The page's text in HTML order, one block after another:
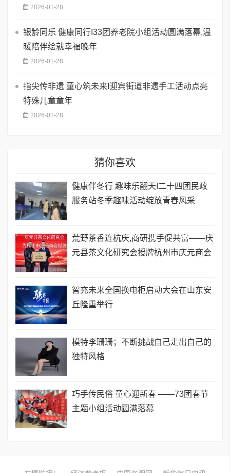
2026-01-28
银龄同乐 健康同行I33团养老院小组活动圆满落幕,温
暖陪伴绘就幸福晚年
2026-01-28
指尖传非遗 童心筑未来I迎宾街道非遗手工活动点亮
特殊儿童童年
2026-01-28
猜你喜欢
健康伴冬行 趣味乐翻天I二十四团民政
服务站冬季趣味活动绽放青春风采
荒野茶香连杭庆,商研携手促共富——庆
元县茶文化研究会授牌杭州市庆元商会
智充未来全国换电柜启动大会在山东安
丘隆重举行
模特李珊珊；不断挑战自己走出自己的
独特风格
巧手传民俗 童心迎新春 ——73团春节
主题小组活动圆满落幕